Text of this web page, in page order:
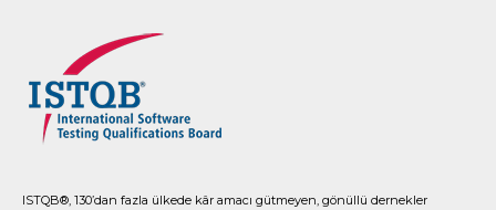
ISTQB®, 130’dan fazla ülkede kâr amacı gütmeyen, gönüllü dernekler